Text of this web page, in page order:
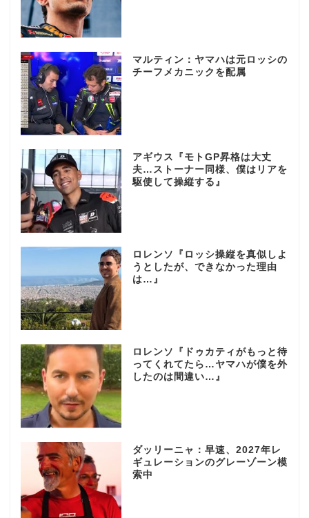
マルティン：ヤマハは元ロッシの
チーフメカニックを配属
アギウス『モトGP昇格は大丈
夫…ストーナー同様、僕はリアを
駆使して操縦する』
ロレンソ『ロッシ操縦を真似しよ
うとしたが、できなかった理由
は…』
ロレンソ『ドゥカティがもっと待
ってくれてたら…ヤマハが僕を外
したのは間違い…』
ダッリーニャ：早速、2027年レ
ギュレーションのグレーゾーン模
索中